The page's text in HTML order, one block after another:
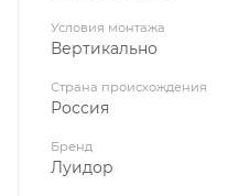
Условия монтажа
Вертикально
Страна происхождения
Россия
Бренд
Луидор